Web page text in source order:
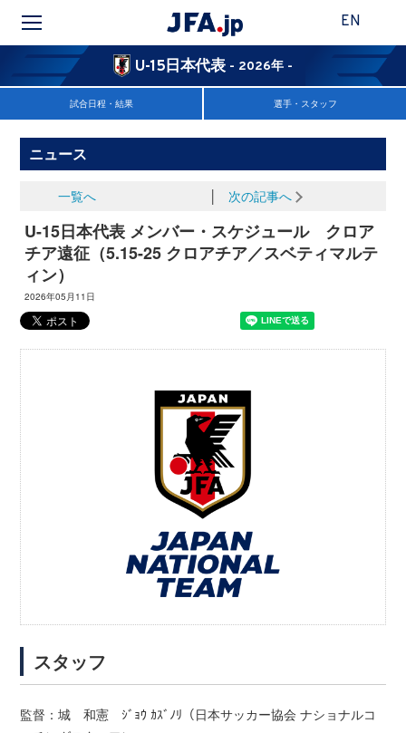
EN
U-15日本代表 - 2026年 -
試合日程・結果 選手・スタッフ
ニュース
一覧へ 次の記事へ
U-15日本代表 メンバー・スケジュール クロア
チア遠征（5.15-25 クロアチア／スベティマルテ
ィン）
2026年05月11日
スタッフ
監督：城 和憲 ｼﾞｮｳ ｶｽﾞﾉﾘ（日本サッカー協会 ナショナルコ